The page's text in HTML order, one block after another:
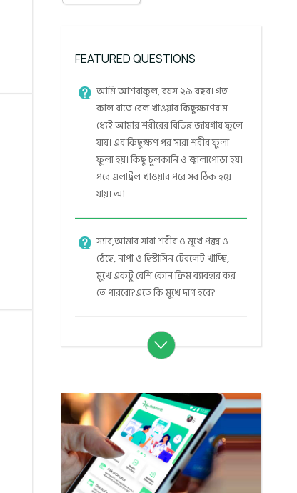
FEATURED QUESTIONS
আমি আশরাফুল, বয়স ২৯ বছর। গত
কাল রাতে বেল খাওয়ার কিছুক্ষণের ম
ধ্যেই আমার শরীরের বিভিন্ন জায়গায় ফুলে
যায়। এর কিছুক্ষণ পর সারা শরীর ফুলা
ফুলা হয়। কিছু চুলকানি ও জ্বালাপোড়া হয়।
পরে এলাট্রল খাওয়ার পরে সব ঠিক হয়ে
যায়। আ
স্যার,আমার সারা শরীর ও মুখে পক্স ও
ঠেছে, নাপা ও হিস্টাসিন টেবলেট খাচ্ছি,
মুখে একটু বেশি কোন ক্রিম ব্যাবহার কর
তে পারবো?এতে কি মুখে দাগ হবে?